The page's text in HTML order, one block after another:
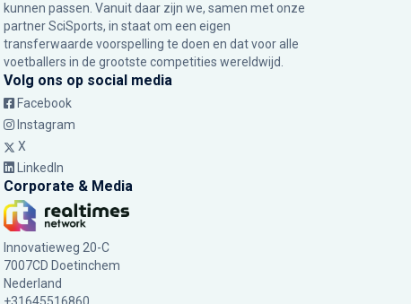
kunnen passen. Vanuit daar zijn we, samen met onze
partner SciSports, in staat om een eigen
transferwaarde voorspelling te doen en dat voor alle
voetballers in de grootste competities wereldwijd.
Volg ons op social media
Facebook
Instagram
X
LinkedIn
Corporate & Media
Innovatieweg 20-C
7007CD Doetinchem
Nederland